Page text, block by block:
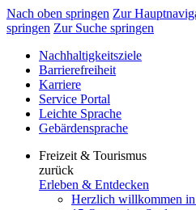
Nach oben springen Zur
springen Zur Suche springen
Nachhaltigkeitsziele
Barrierefreiheit
Karriere
Service Portal
Leichte Sprache
Gebärdensprache
Freizeit & Tourismus
zurück
Erleben & Entdecken
Herzlich willkommen in